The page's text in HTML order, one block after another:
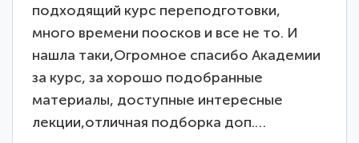
подходящий курс переподготовки,
много времени поосков и все не то. И
нашла таки,Огромное спасибо Академии
за курс, за хорошо подобранные
материалы, доступные интересные
лекции,отличная подборка доп.…